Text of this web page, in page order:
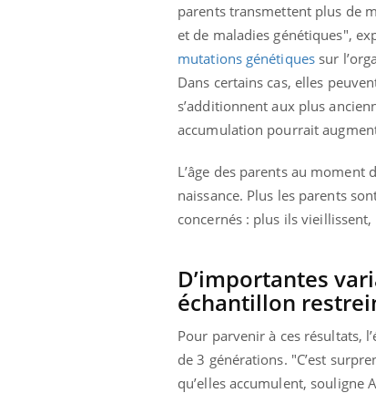
parents transmettent plus de
et de maladies génétiques",
mutations génétiques sur
Dans certains cas, elles
s’additionnent aux plus
accumulation pourrait
L’âge des parents au
naissance. Plus les parents
concernés : plus ils
D’importantes
échantillon
Pour parvenir à ces résultats,
de 3 générations. "C’est
qu’elles accumulent, souligne